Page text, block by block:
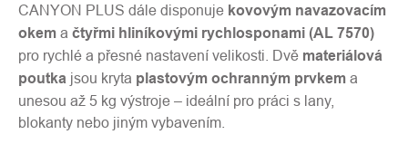
CANYON PLUS dále disponuje kovovým navazovacím
okem a čtyřmi hliníkovými rychlosponami (AL 7570)
pro rychlé a přesné nastavení velikosti. Dvě materiálová
poutka jsou kryta plastovým ochranným prvkem a
unesou až 5 kg výstroje – ideální pro práci s lany,
blokanty nebo jiným vybavením.